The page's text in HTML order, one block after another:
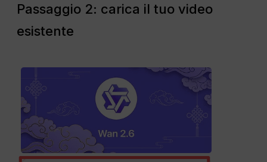
Passaggio 2: carica il tuo video
esistente